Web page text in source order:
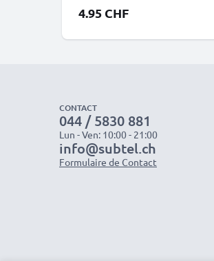
4.95 CHF
CONTACT
044 / 5830 881
Lun - Ven: 10:00 - 21:00
info@subtel.ch
Formulaire de Contact